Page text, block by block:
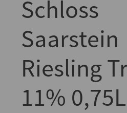
Schloss
Saarstein
Riesling
11% 0,75L